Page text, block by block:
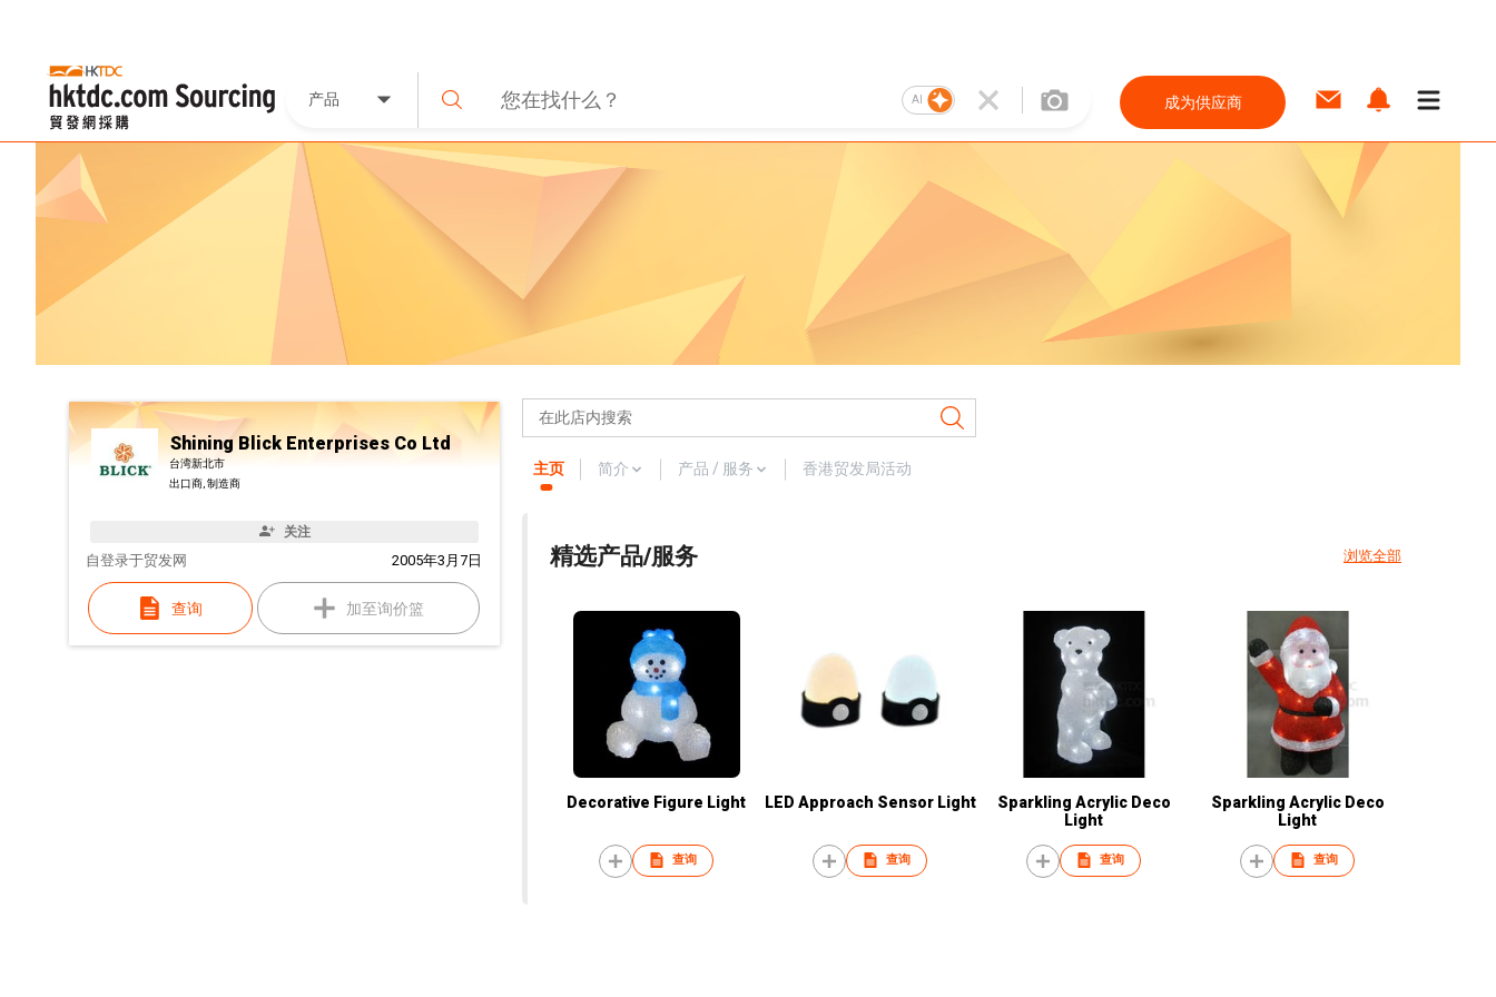
产品 AI 成为供应商
Shining Blick Enterprises Co Ltd
台湾新北市
出口商, 制造商
关注
自 2005年3月7日
登录于贸发网
查询 加至询价篮
主页 简介 产品 / 服务 香港贸发局活动
精选产品/服务 浏览全部
Decorative Figure Light
查询
LED Approach Sensor Light
查询
Sparkling Acrylic Deco
Light
查询
Sparkling Acrylic Deco
Light
查询